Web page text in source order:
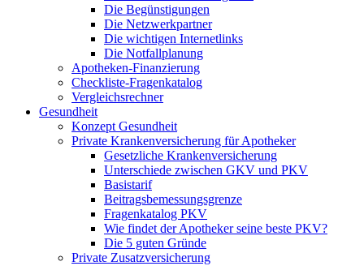
Die Begünstigungen
Die Netzwerkpartner
Die wichtigen Internetlinks
Die Notfallplanung
Apotheken-Finanzierung
Checkliste-Fragenkatalog
Vergleichsrechner
Gesundheit
Konzept Gesundheit
Private Krankenversicherung für Apotheker
Gesetzliche Krankenversicherung
Unterschiede zwischen GKV und PKV
Basistarif
Beitragsbemessungsgrenze
Fragenkatalog PKV
Wie findet der Apotheker seine beste PKV?
Die 5 guten Gründe
Private Zusatzversicherung